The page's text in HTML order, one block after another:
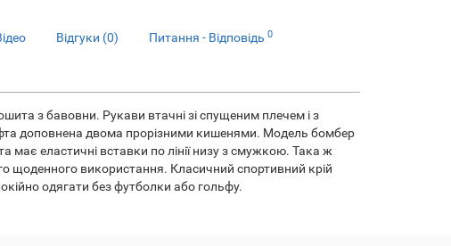
Відгуки (0) Питання - Відповідь 0
з бавовни. Рукави втачні зі спущеним плечем і з
доповнена двома прорізними кишенями. Модель бомбер
еластичні вставки по лінії низу з смужкою. Така ж
щоденного використання. Класичний спортивний крій
одягати без футболки або гольфу.